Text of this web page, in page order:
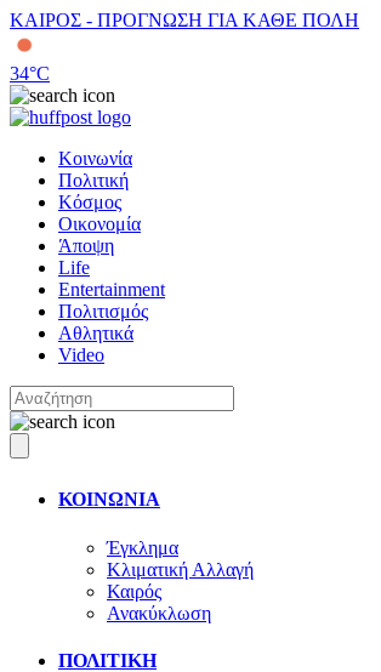
ΚΑΙΡΟΣ - ΠΡΟΓΝΩΣΗ ΓΙΑ ΚΑΘΕ ΠΟΛΗ
34°C
Κοινωνία
Πολιτική
Κόσμος
Οικονομία
Άποψη
Life
Entertainment
Πολιτισμός
Αθλητικά
Video
ΚΟΙΝΩΝΙΑ
Έγκλημα
Κλιματική Αλλαγή
Καιρός
Ανακύκλωση
ΠΟΛΙΤΙΚΗ